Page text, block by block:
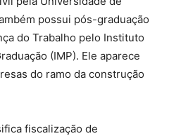
possui pós-graduação
do Trabalho pelo Instituto
(IMP). Ele aparece
do ramo da construção
fiscalização de